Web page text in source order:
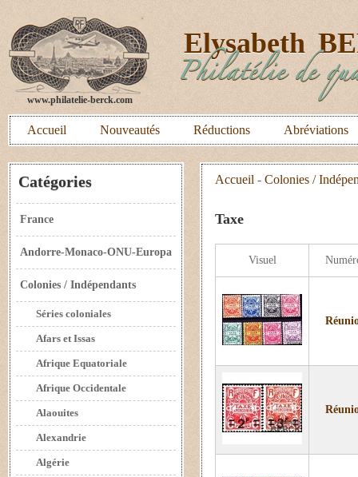
www.philatelie-berck.com
Elysabeth
Philatélie de
Accueil Nouveautés Réductions Abréviations
Catégories
France
Andorre-Monaco-ONU-Europa
Colonies / Indépendants
Séries coloniales
Afars et Issas
Afrique Equatoriale
Afrique Occidentale
Alaouites
Alexandrie
Algérie
Accueil - Colonies /
Taxe
Visuel